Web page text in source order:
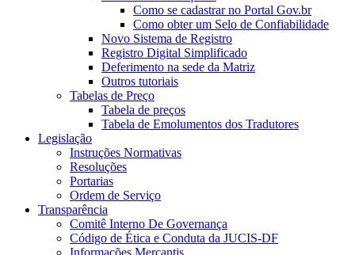
Como se cadastrar no Portal Gov.br
Como obter um Selo de Confiabilidade
Novo Sistema de Registro
Registro Digital Simplificado
Deferimento na sede da Matriz
Outros tutoriais
Tabelas de Preço
Tabela de preços
Tabela de Emolumentos dos Tradutores
Legislação
Instruções Normativas
Resoluções
Portarias
Ordem de Serviço
Transparência
Comitê Interno De Governança
Código de Ética e Conduta da JUCIS-DF